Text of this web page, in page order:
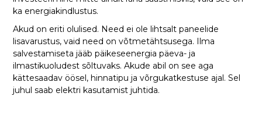
ka energiakindlustus.
Akud on eriti olulised. Need ei ole lihtsalt paneelide
lisavarustus, vaid need on võtmetähtsusega. Ilma
salvestamiseta jääb päikeseenergia päeva- ja
ilmastikuoludest sõltuvaks. Akude abil on see aga
kättesaadav öösel, hinnatipu ja võrgukatkestuse ajal. Sel
juhul saab elektri kasutamist juhtida.